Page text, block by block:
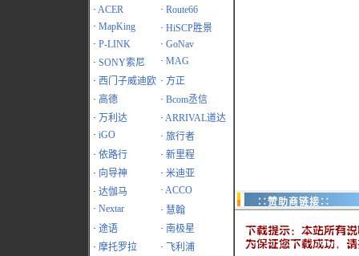
· ACER · Route66
· MapKing · HiSCP胜景
· P-LINK · GoNav
· SONY索尼 · MAG
· 西门子威迪欧 · 方正
· 高德 · Bcom丞信
· 万利达 · ARRIVAL道达
· iGO · 旅行者
· 依路行 · 新里程
· 向导神 · 米迪亚
· 达伽马 · ACCO
· Nextar · 慧翰
· 途语 · 南极星
· 摩托罗拉 ·
飞利浦
∷赞助商链接∷